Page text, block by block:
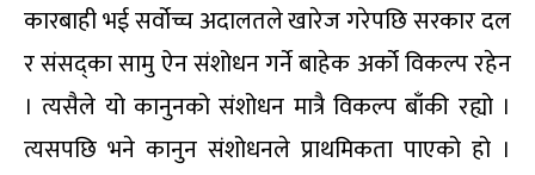
कारबाही भई सर्वोच्च अदालतले खारेज गरेपछि सरकार दल
र संसद्का सामु ऐन संशोधन गर्ने बाहेक अर्को विकल्प रहेन
। त्यसैले यो कानुनको संशोधन मात्रै विकल्प बाँकी रह्यो ।
त्यसपछि भने कानुन संशोधनले प्राथमिकता पाएको हो ।